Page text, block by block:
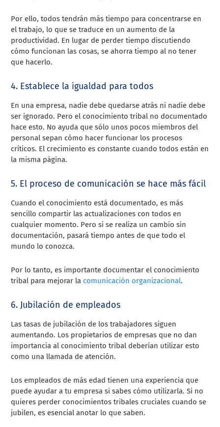
Por ello, todos tendrán más tiempo para concentrarse en
el trabajo, lo que se traduce en un aumento de la
productividad. En lugar de perder tiempo discutiendo
cómo funcionan las cosas, se ahorra tiempo al no tener
que hacerlo.
4. Establece la igualdad para todos
En una empresa, nadie debe quedarse atrás ni nadie debe
ser ignorado. Pero el conocimiento tribal no documentado
hace esto. No ayuda que sólo unos pocos miembros del
personal sepan cómo hacer funcionar los procesos
críticos. El crecimiento es constante cuando todos están en
la misma página.
5. El proceso de comunicación se hace más fácil
Cuando el conocimiento está documentado, es más
sencillo compartir las actualizaciones con todos en
cualquier momento. Pero si se realiza un cambio sin
documentación, pasará tiempo antes de que todo el
mundo lo conozca.
Por lo tanto, es importante documentar el conocimiento
tribal para mejorar la comunicación organizacional.
6. Jubilación de empleados
Las tasas de jubilación de los trabajadores siguen
aumentando. Los propietarios de empresas que no dan
importancia al conocimiento tribal deberían utilizar esto
como una llamada de atención.
Los empleados de más edad tienen una experiencia que
puede ayudar a tu empresa si sabes cómo utilizarla. Si no
quieres perder conocimientos tribales cruciales cuando se
jubilen, es esencial anotar lo que saben.